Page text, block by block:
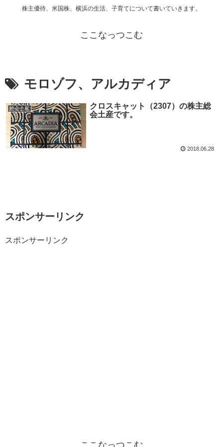
株主優待、米国株、横浜の生活、子育てについて書いていきます。
ここなっつこむ
モロゾフ、アルカディア
総会土産
クロスキャット（2307）の株主総
会土産です。
2018.06.28
スポンサーリンク
スポンサーリンク